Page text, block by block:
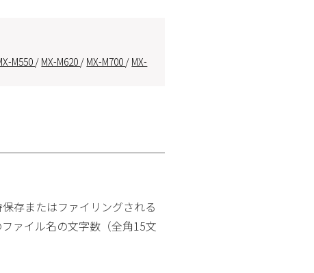
M550 / MX-M620 / MX-M700 / MX-
存またはファイリングされる
ァイル名の文字数（全角15文